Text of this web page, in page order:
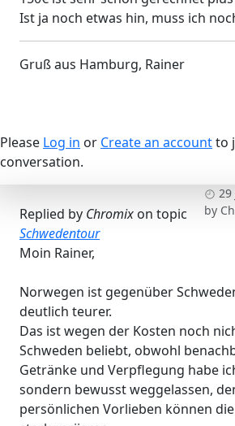
Ist ja noch etwas hin, muss ich
Gruß aus Hamburg, Rainer
Please Log in or Create an accountto
conversation.
29
by
Replied by Chromixon topic
Schwedentour
Moin Rainer,
Norwegen ist gegenüber
deutlich teurer.
Das ist wegen der Kosten noch
Schweden beliebt, obwohl
Getränke und Verpflegung habe
sondern bewusst weggelassen,
persönlichen Vorlieben können